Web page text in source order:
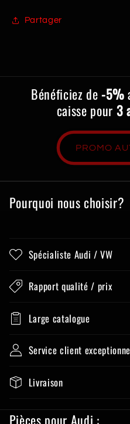
Partager
Bénéficiez de-5%
caisse pour 3
PROMO
Pourquoi nous choisir?
Spécialiste Audi / VW
Rapport qualité / prix
Large catalogue
Service client
Livraison
Pièces pour Audi :